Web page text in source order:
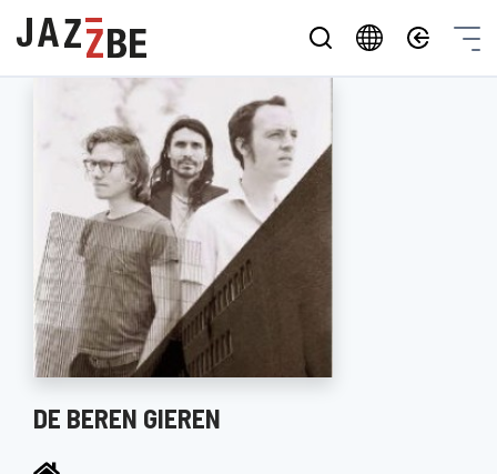
DE BEREN GIEREN